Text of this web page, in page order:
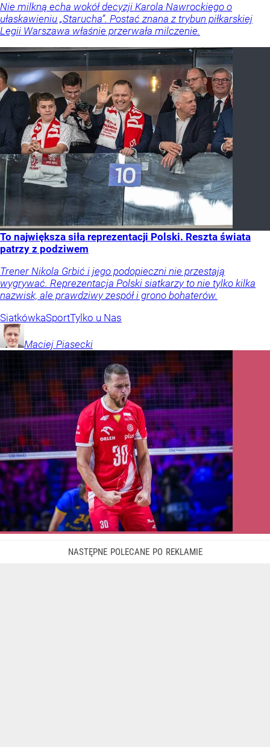
Nie milkną echa wokół decyzji Karola Nawrockiego o
ułaskawieniu „Starucha”. Postać znana z trybun piłkarskiej
Legii Warszawa właśnie przerwała milczenie.
To największa siła reprezentacji Polski. Reszta świata
patrzy z podziwem
Trener Nikola Grbić i jego podopieczni nie przestają
wygrywać. Reprezentacja Polski siatkarzy to nie tylko kilka
nazwisk, ale prawdziwy zespół i grono bohaterów.
SiatkówkaSportTylko u Nas
Maciej Piasecki